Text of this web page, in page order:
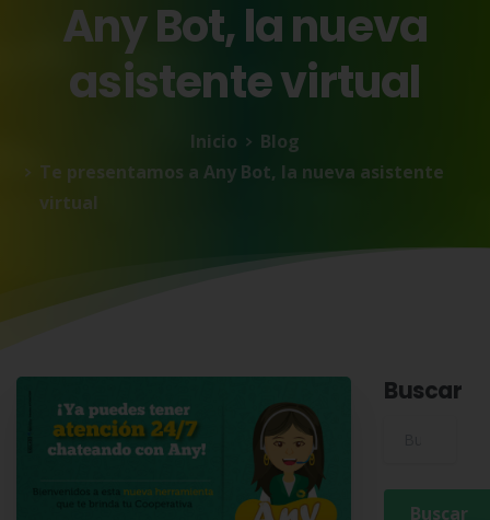
AnyBot,lanueva
asistentevirtual
Inicio
Blog
Te presentamos a Any Bot, la nueva asistente
virtual
Buscar